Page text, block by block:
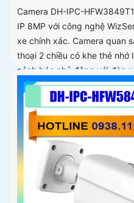
Camera DH-IPC-
IP 8MP với công nghệ
xe chính xác. Camera quan
thoại 2 chiều có khe thẻ nhớ
cảnh báo chủ động với đèn